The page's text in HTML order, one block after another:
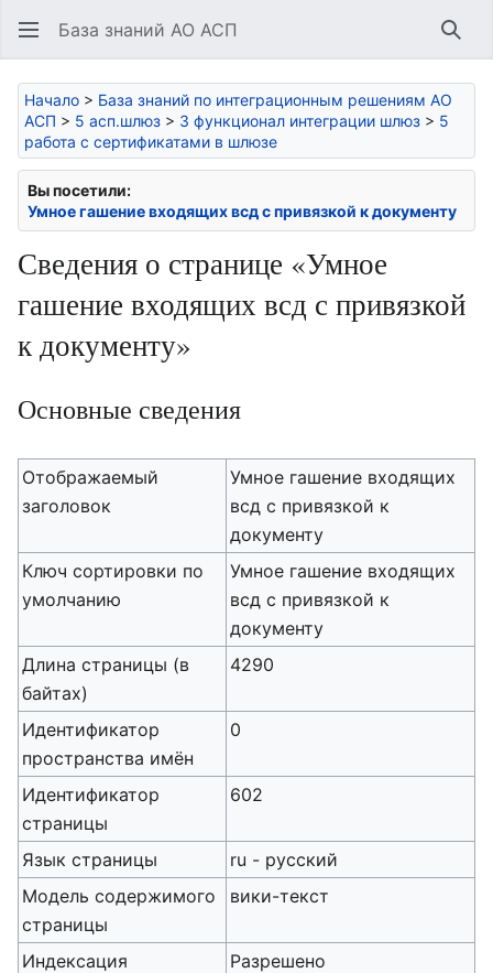
База знаний АО АСП
Начало > База знаний по интеграционным решениям АО
АСП > 5 асп.шлюз > 3 функционал интеграции шлюз > 5
работа с сертификатами в шлюзе
Вы посетили:
Умное гашение входящих всд с привязкой к документу
Сведения о странице «Умное
гашение входящих всд с привязкой
к документу»
Основные сведения
Отображаемый
заголовок
Умное гашение входящих
всд с привязкой к
документу
Ключ сортировки по
умолчанию
Умное гашение входящих
всд с привязкой к
документу
Длина страницы (в
байтах)
4290
Идентификатор
пространства имён
0
Идентификатор
страницы
602
Язык страницы
ru - русский
Модель содержимого
страницы
вики-текст
Индексация
Разрешено